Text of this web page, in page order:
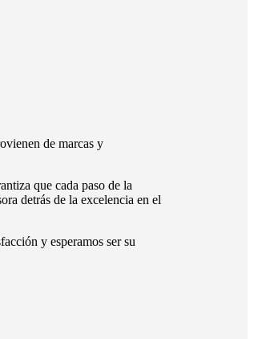
de marcas y
que cada paso de la
detrás de la excelencia en el
y esperamos ser su